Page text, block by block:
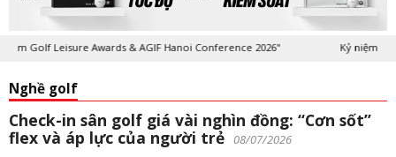
Golf Leisure Awards & AGIF Hanoi Conference 2026" Kỷ niệm 20
Nghề golf
Check-in sân golf giá vài nghìn đồng: “Cơn sốt”
flex và áp lực của người trẻ 08/07/2026